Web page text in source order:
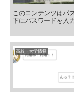
このコンテンツはパ
下にパスワードを入
高校・大学情報